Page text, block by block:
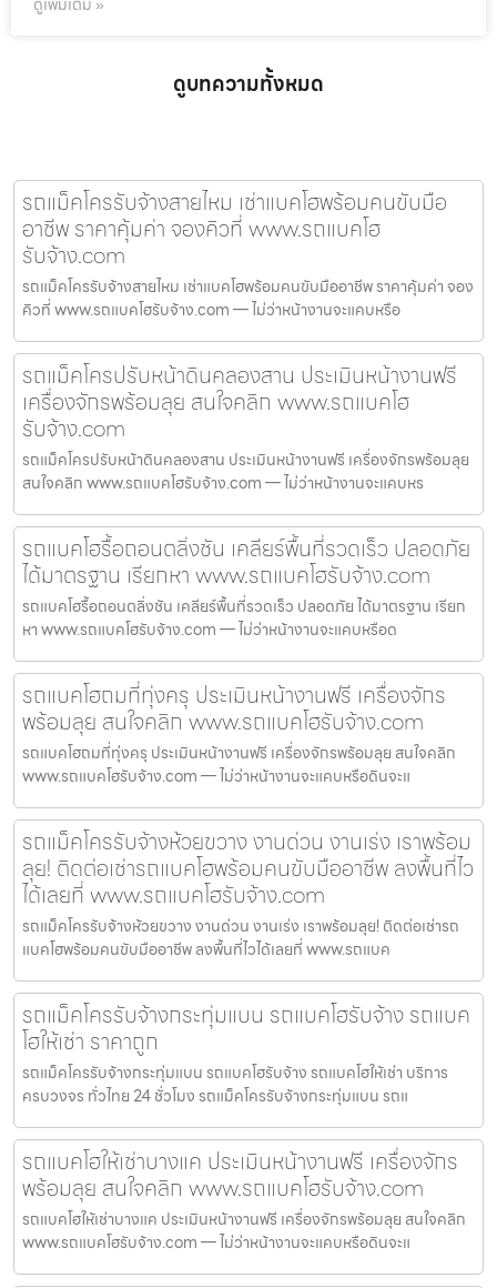
ดูบทความทั้งหมด
รถแม็คโครรับจ้างสายไหม เช่าแบคโฮพร้อมคนขับมือ
อาชีพ ราคาคุ้มค่า จองคิวที่ www.รถแบคโฮ
รับจ้าง.com
รถแม็คโครรับจ้างสายไหม เช่าแบคโฮพร้อมคนขับมืออาชีพ ราคาคุ้มค่า จอง
คิวที่ www.รถแบคโฮรับจ้าง.com — ไม่ว่าหน้างานจะแคบหรือ
รถแม็คโครปรับหน้าดินคลองสาน ประเมินหน้างานฟรี
เครื่องจักรพร้อมลุย สนใจคลิก www.รถแบคโฮ
รับจ้าง.com
รถแม็คโครปรับหน้าดินคลองสาน ประเมินหน้างานฟรี เครื่องจักรพร้อมลุย
สนใจคลิก www.รถแบคโฮรับจ้าง.com — ไม่ว่าหน้างานจะแคบหร
รถแบคโฮรื้อถอนตลิ่งชัน เคลียร์พื้นที่รวดเร็ว ปลอดภัย
ได้มาตรฐาน เรียกหา www.รถแบคโฮรับจ้าง.com
รถแบคโฮรื้อถอนตลิ่งชัน เคลียร์พื้นที่รวดเร็ว ปลอดภัย ได้มาตรฐาน เรียก
หา www.รถแบคโฮรับจ้าง.com — ไม่ว่าหน้างานจะแคบหรือด
รถแบคโฮถมที่ทุ่งครุ ประเมินหน้างานฟรี เครื่องจักร
พร้อมลุย สนใจคลิก www.รถแบคโฮรับจ้าง.com
รถแบคโฮถมที่ทุ่งครุ ประเมินหน้างานฟรี เครื่องจักรพร้อมลุย สนใจคลิก
www.รถแบคโฮรับจ้าง.com — ไม่ว่าหน้างานจะแคบหรือดินจะแ
รถแม็คโครรับจ้างห้วยขวาง งานด่วน งานเร่ง เราพร้อม
ลุย! ติดต่อเช่ารถแบคโฮพร้อมคนขับมืออาชีพ ลงพื้นที่ไว
ได้เลยที่ www.รถแบคโฮรับจ้าง.com
รถแม็คโครรับจ้างห้วยขวาง งานด่วน งานเร่ง เราพร้อมลุย! ติดต่อเช่ารถ
แบคโฮพร้อมคนขับมืออาชีพ ลงพื้นที่ไวได้เลยที่ www.รถแบค
รถแม็คโครรับจ้างกระทุ่มแบน รถแบคโฮรับจ้าง รถแบค
โฮให้เช่า ราคาถูก
รถแม็คโครรับจ้างกระทุ่มแบน รถแบคโฮรับจ้าง รถแบคโฮให้เช่า บริการ
ครบวงจร ทั่วไทย 24 ชั่วโมง รถแม็คโครรับจ้างกระทุ่มแบน รถแ
รถแบคโฮให้เช่าบางแค ประเมินหน้างานฟรี เครื่องจักร
พร้อมลุย สนใจคลิก www.รถแบคโฮรับจ้าง.com
รถแบคโฮให้เช่าบางแค ประเมินหน้างานฟรี เครื่องจักรพร้อมลุย สนใจคลิก
www.รถแบคโฮรับจ้าง.com — ไม่ว่าหน้างานจะแคบหรือดินจะแ